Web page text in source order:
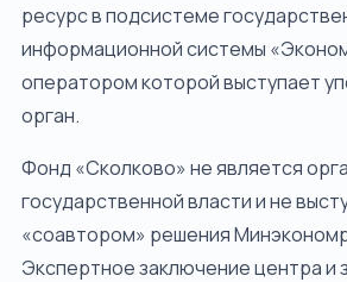
ресурс в подсистеме
информационной системы
оператором которой выступает
орган.
Фонд «Сколково» не является
государственной власти и не
«соавтором» решения
Экспертное заключение центра и